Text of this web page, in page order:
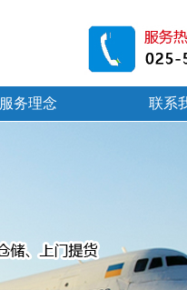
服务理念 联系